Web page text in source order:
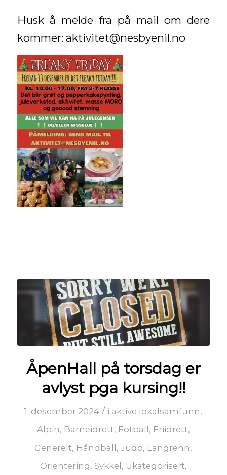
Husk å melde fra på mail om dere
kommer: aktivitet@nesbyenil.no
ÅpenHall på torsdag er
avlyst pga kursing!!
1. desember 2024 / i aktive lokalsamfunn,
Alpin, Barneidrett, Fotball , Friidrett,
Generelt, Håndball ,Judo, Langrenn,
Orientering, Sykkel , Ukategorisert,